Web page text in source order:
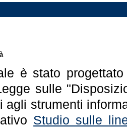
è stato
sulle
agli strumenti
Studio sulle